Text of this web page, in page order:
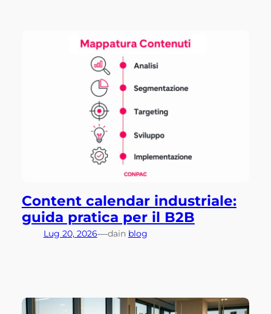
Content calendar industriale:
guida pratica per il B2B
Lug 20, 2026—dain blog